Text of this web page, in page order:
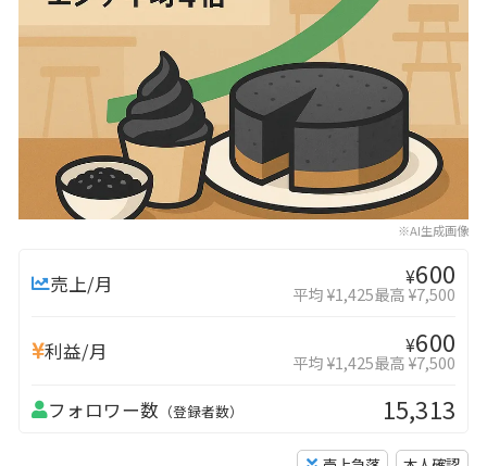
※AI生成画像
売上/月 ¥600
平均 ¥1,425最高 ¥7,500
利益/月 ¥600
平均 ¥1,425最高 ¥7,500
フォロワー数 （登録者数） 15,313